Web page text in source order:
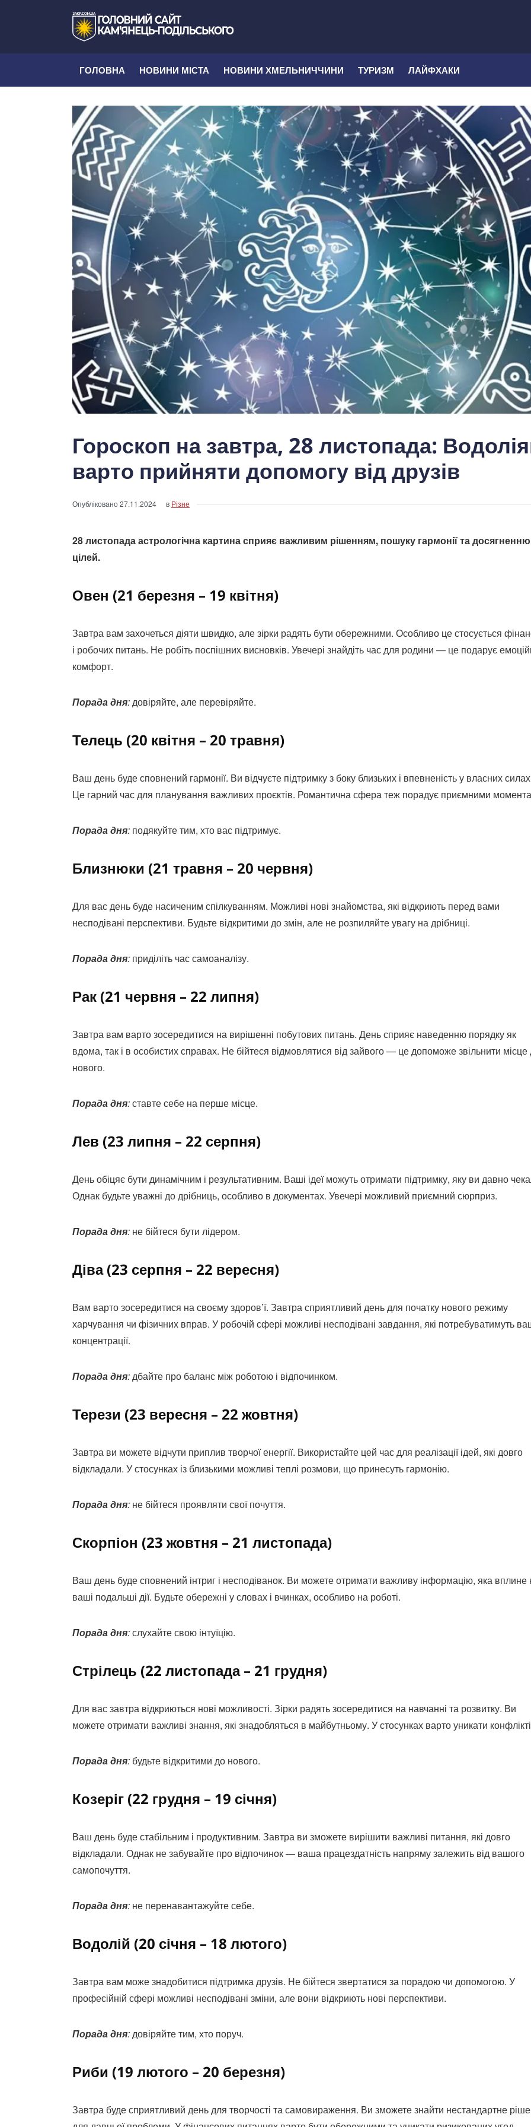
ГОЛОВНА НОВИНИ МІСТА НОВИНИ ХМЕЛЬНИЧЧИНИ ТУРИЗМ ЛАЙФХАКИ
Гороскоп на завтра, 28 листопада:
варто прийняти допомогу від друзів
Опубліковано27.11.2024 в Різне
28 листопада астрологічна картина сприяє важливим рішенням, пошуку гармонії та досягненню
цілей.
Овен (21 березня – 19 квітня)
Завтра вам захочеться діяти швидко, але зірки радять бути обережними. Особливо це стосується
і робочих питань. Не робіть поспішних висновків. Увечері знайдіть час для родини — це подарує
комфорт.
Порада дня:довіряйте, але перевіряйте.
Телець (20 квітня – 20 травня)
Ваш день буде сповнений гармонії. Ви відчуєте підтримку з боку близьких і впевненість у власних
Це гарний час для планування важливих проєктів. Романтична сфера теж порадує приємними
Порада дня: подякуйте тим, хто вас підтримує.
Близнюки (21 травня – 20 червня)
Для вас день буде насиченим спілкуванням. Можливі нові знайомства, які відкриють перед вами
несподівані перспективи. Будьте відкритими до змін, але не розпиляйте увагу на дрібниці.
Порада дня: приділіть час самоаналізу.
Рак (21 червня – 22 липня)
Завтра вам варто зосередитися на вирішенні побутових питань. День сприяє наведенню порядку як
вдома, так і в особистих справах. Не бійтеся відмовлятися від зайвого — це допоможе звільнити місце
нового.
Порада дня:ставте себе на перше місце.
Лев (23 липня – 22 серпня)
День обіцяє бути динамічним і результативним. Ваші ідеї можуть отримати підтримку, яку ви давно
Однак будьте уважні до дрібниць, особливо в документах. Увечері можливий приємний сюрприз.
Порада дня: не бійтеся бути лідером.
Діва (23 серпня – 22 вересня)
Вам варто зосередитися на своєму здоров’ї. Завтра сприятливий день для початку нового режиму
харчування чи фізичних вправ. У робочій сфері можливі несподівані завдання, які потребуватимуть
концентрації.
Порада дня:дбайте про баланс між роботою і відпочинком.
Терези (23 вересня – 22 жовтня)
Завтра ви можете відчути приплив творчої енергії. Використайте цей час для реалізації ідей, які довго
відкладали. У стосунках із близькими можливі теплі розмови, що принесуть гармонію.
Порада дня: не бійтеся проявляти свої почуття.
Скорпіон (23 жовтня – 21 листопада)
Ваш день буде сповнений інтриг і несподіванок. Ви можете отримати важливу інформацію, яка вплине
ваші подальші дії. Будьте обережні у словах і вчинках, особливо на роботі.
Порада дня:слухайте свою інтуїцію.
Стрілець (22 листопада – 21 грудня)
Для вас завтра відкриються нові можливості. Зірки радять зосередитися на навчанні та розвитку. Ви
можете отримати важливі знання, які знадобляться в майбутньому. У стосунках варто уникати
Порада дня: будьте відкритими до нового.
Козеріг (22 грудня – 19 січня)
Ваш день буде стабільним і продуктивним. Завтра ви зможете вирішити важливі питання, які довго
відкладали. Однак не забувайте про відпочинок — ваша працездатність напряму залежить від вашого
самопочуття.
Порада дня: не перенавантажуйте себе.
Водолій (20 січня – 18 лютого)
Завтра вам може знадобитися підтримка друзів. Не бійтеся звертатися за порадою чи допомогою. У
професійній сфері можливі несподівані зміни, але вони відкриють нові перспективи.
Порада дня:довіряйте тим, хто поруч.
Риби (19 лютого – 20 березня)
Завтра буде сприятливий день для творчості та самовираження. Ви зможете знайти нестандартне